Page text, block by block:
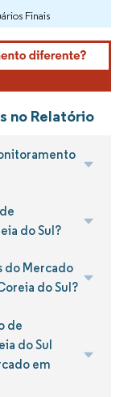
Finais
no Relatório
do Sul?
do Mercado
do Sul?
de
do Sul
em